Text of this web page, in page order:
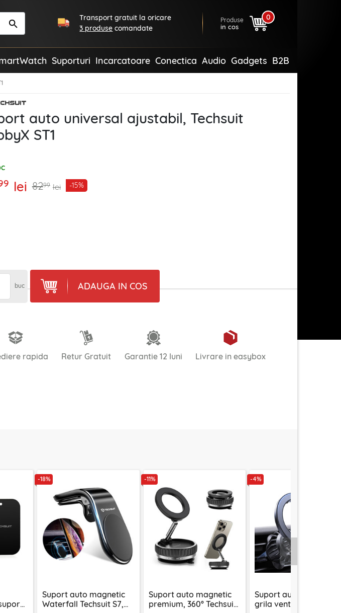
Transport gratuit la oricare
3 produse comandate
Produse
in cos
0
Suporturi Incarcatoare Conectica Audio Gadgets B2B
auto universal ajustabil, Techsuit
ST1
lei 8299 lei -15%
buc ADAUGA IN COS
rapida Retur Gratuit Garantie 12 luni Livrare in easybox
-18%
Suport auto magnetic
Waterfall Techsuit S7,
-11%
Suport auto magnetic
premium, 360° Techsuit
-4%
Suport auto magnetic
grila ventilatie